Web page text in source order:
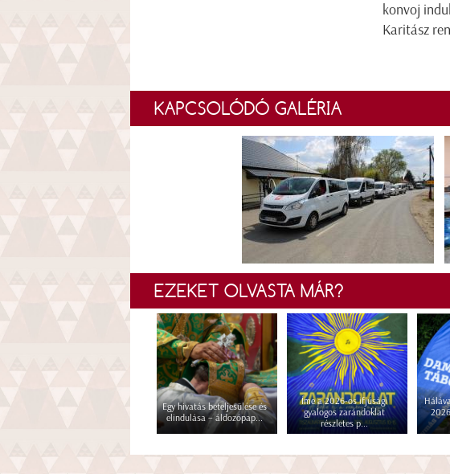
konvoj
Karitász
KAPCSOLÓDÓ GALÉRIA
EZEKET OLVASTA MÁR?
Egy hivatás beteljesülése és
elindulása – áldozópap...
Íme a 2026-os ifjúsági
gyalogos zarándoklat
részletes p...